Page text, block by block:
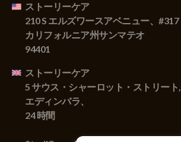
ストーリーケア
210 S エルズワースアベニュー、#317
カリフォルニア州サンマテオ
94401
ストーリーケア
5 サウス・シャーロット・ストリート,
エディンバラ、
24 時間